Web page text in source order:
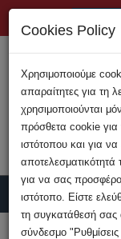
Cookies Policy
Χρησιμοποιούμε
απαραίτητες για τη
χρησιμοποιούνται
πρόσθετα cookie για
ιστότοπου και για
αποτελεσματικότητά
για να σας
ιστότοπο. Είστε
τη συγκατάθεσή σας
σύνδεσμο